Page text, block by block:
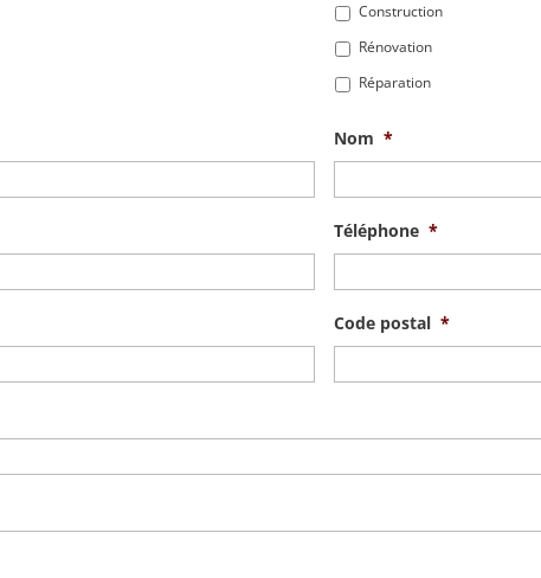
Construction
Rénovation
Réparation
Nom *
Téléphone *
Code postal *